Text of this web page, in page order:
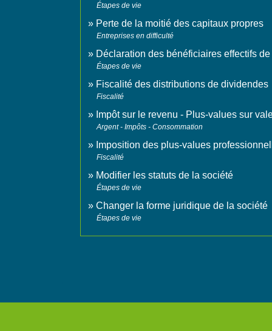
Étapes de vie
Perte de la moitié des capitaux propres
Entreprises en difficulté
Déclaration des bénéficiaires effectifs
Étapes de vie
Fiscalité des distributions de dividendes
Fiscalité
Impôt sur le revenu - Plus-values sur
Argent - Impôts - Consommation
Imposition des plus-values
Fiscalité
Modifier les statuts de la société
Étapes de vie
Changer la forme juridique de la société
Étapes de vie